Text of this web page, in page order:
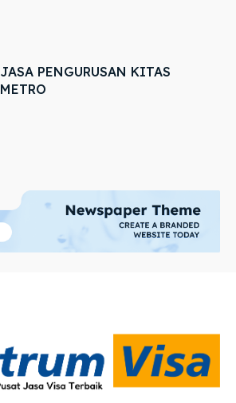
JASA PENGURUSAN KITAS
METRO